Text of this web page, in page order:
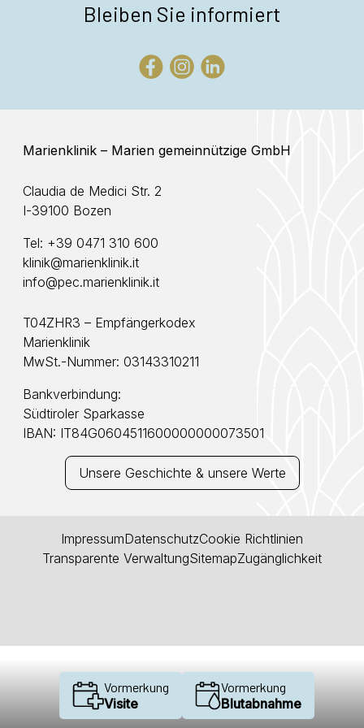
Bleiben Sie informiert
Marienklinik – Marien gemeinnützige GmbH
Claudia de Medici Str. 2
I-39100 Bozen
Tel: +39 0471 310 600
klinik@marienklinik.it
info@pec.marienklinik.it
T04ZHR3 – Empfängerkodex
Marienklinik
MwSt.-Nummer: 03143310211
Bankverbindung:
Südtiroler Sparkasse
IBAN: IT84G0604511600000000073501
Unsere Geschichte & unsere Werte
ImpressumDatenschutzCookie Richtlinien
Transparente VerwaltungSitemapZugänglichkeit
Vormerkung
Visite
Vormerkung
Blutabnahme